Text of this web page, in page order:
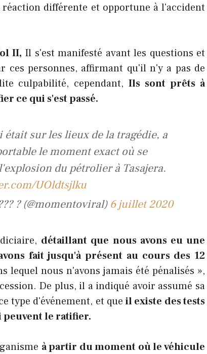
différente et opportune à l'accident
II, Il s'est manifesté avant les questions et
ces personnes, affirmant qu'il n'y a pas de
culpabilité, cependant,Ils sont prêts à
ce qui s'est passé.
était sur les lieux de la tragédie, a
le moment exact où se
du pétrolier à Tasajera.
UOldtsjlku
? (@momentoviral) 6 juillet 2020
détaillant que nous avons eu une
fait jusqu'à présent au cours des 12
lequel nous n'avons jamais été pénalisés »,
De plus, il a indiqué avoir assumé sa
type d'événement, et queil existe des tests
peuvent le ratifier.
à partir du moment où le véhicule